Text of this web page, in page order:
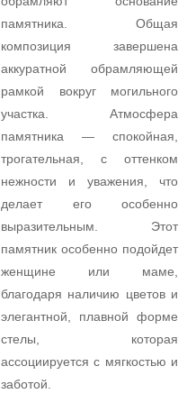
памятника. Общая
композиция завершена
аккуратной обрамляющей
рамкой вокруг могильного
участка. Атмосфера
памятника — спокойная,
трогательная, с оттенком
нежности и уважения, что
делает его особенно
выразительным. Этот
памятник особенно подойдет
женщине или маме,
благодаря наличию цветов и
элегантной, плавной форме
стелы, которая
ассоциируется с мягкостью и
заботой.